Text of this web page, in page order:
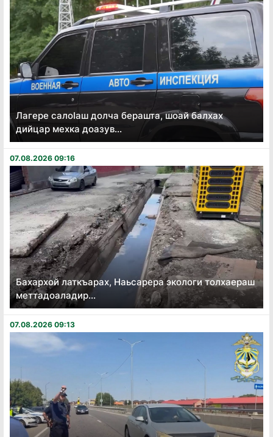
Лагере салоӏаш долча берашта, шоай балхах
дийцар мехка доазув...
07.08.2026 09:16
Бахархой латкъарах, Наьсарера экологи толхаераш
меттадоаладир...
07.08.2026 09:13